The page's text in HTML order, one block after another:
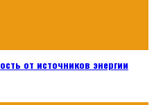
от источников энергии